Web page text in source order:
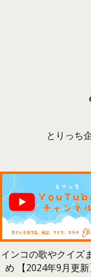
とりっち
インコの歌やクイズ
め 【2024年9月更新